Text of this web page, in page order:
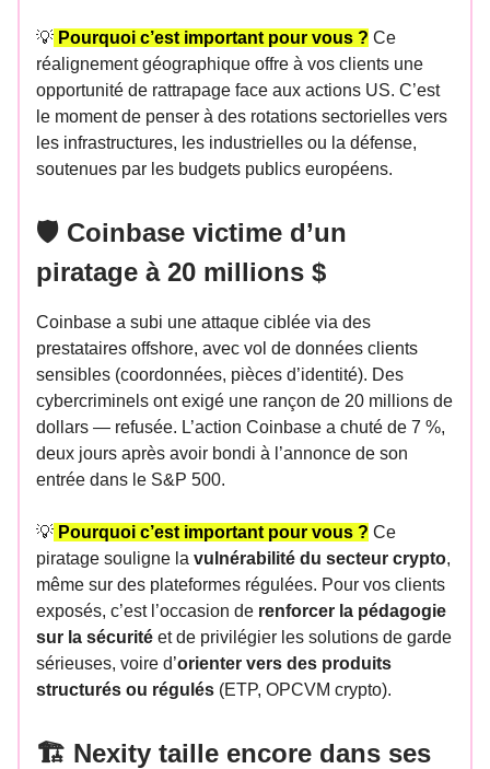
💡 Pourquoi c’est important pour vous ? Ce
réalignement géographique offre à vos clients une
opportunité de rattrapage face aux actions US. C’est
le moment de penser à des rotations sectorielles vers
les infrastructures, les industrielles ou la défense,
soutenues par les budgets publics européens.
🛡️ Coinbase victime d’un
piratage à 20 millions $
Coinbase a subi une attaque ciblée via des
prestataires offshore, avec vol de données clients
sensibles (coordonnées, pièces d’identité). Des
cybercriminels ont exigé une rançon de 20 millions de
dollars — refusée. L’action Coinbase a chuté de 7 %,
deux jours après avoir bondi à l’annonce de son
entrée dans le S&P 500.
💡 Pourquoi c’est important pour vous ? Ce
piratage souligne la vulnérabilité du secteur crypto,
même sur des plateformes régulées. Pour vos clients
exposés, c’est l’occasion de renforcer la pédagogie
sur la sécurité et de privilégier les solutions de garde
sérieuses, voire d’orienter vers des produits
structurés ou régulés (ETP, OPCVM crypto).
🏗️ Nexity taille encore dans ses